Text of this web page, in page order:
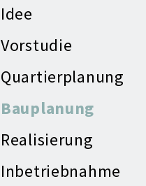
Idee
Vorstudie
Quartierplanung
Bauplanung
Realisierung
Inbetriebnahme